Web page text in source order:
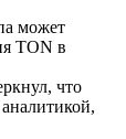
может
TON в
что